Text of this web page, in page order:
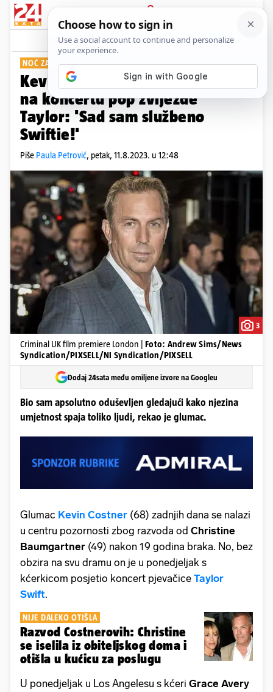
PRIJAVA
Show Komentari
NOĆ ZA PAMĆENJE
Kevin Costner usred razvoda bio
na koncertu pop zvijezde
Taylor: 'Sad sam službeno
Swiftie!'
Piše Paula Petrović, petak, 11.8.2023. u 12:48
3
Criminal UK film premiere London | Foto: Andrew Sims/News
Syndication/PIXSELL/NI Syndication/PIXSELL
Dodaj 24sata među omiljene izvore na Googleu
Bio sam apsolutno oduševljen gledajući kako njezina
umjetnost spaja toliko ljudi, rekao je glumac.
Glumac Kevin Costner (68) zadnjih dana se nalazi
u centru pozornosti zbog razvoda od Christine
Baumgartner (49) nakon 19 godina braka. No, bez
obzira na svu dramu on je u ponedjeljak s
kćerkicom posjetio koncert pjevačice Taylor
Swift.
NIJE DALEKO OTIŠLA
Razvod Costnerovih: Christine
se iselila iz obiteljskog doma i
otišla u kućicu za poslugu
U ponedjeljak u Los Angelesu s kćeri Grace Avery